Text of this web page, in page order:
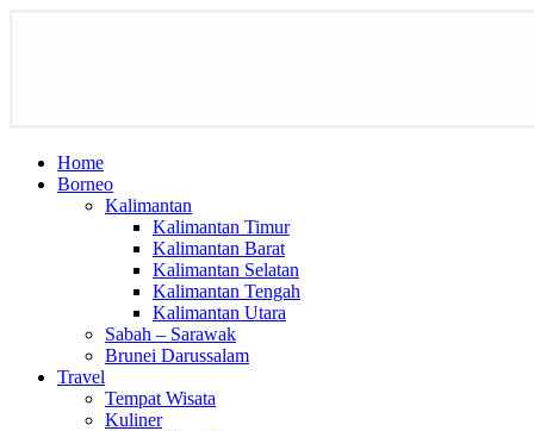
Home
Borneo
Kalimantan
Kalimantan Timur
Kalimantan Barat
Kalimantan Selatan
Kalimantan Tengah
Kalimantan Utara
Sabah – Sarawak
Brunei Darussalam
Travel
Tempat Wisata
Kuliner